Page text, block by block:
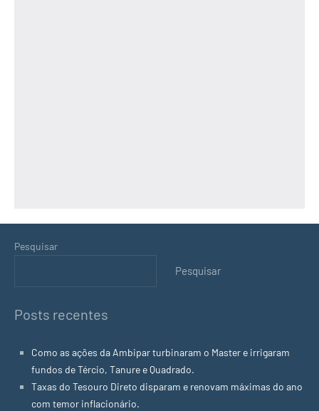
Pesquisar
Pesquisar
Posts recentes
Como as ações da Ambipar turbinaram o Master e irrigaram
fundos de Tércio, Tanure e Quadrado.
Taxas do Tesouro Direto disparam e renovam máximas do ano
com temor inflacionário.